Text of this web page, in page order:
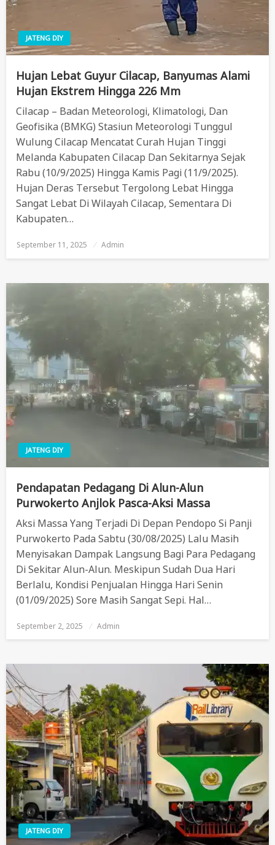
JATENG DIY
Hujan Lebat Guyur Cilacap, Banyumas Alami
Hujan Ekstrem Hingga 226 Mm
Cilacap – Badan Meteorologi, Klimatologi, Dan
Geofisika (BMKG) Stasiun Meteorologi Tunggul
Wulung Cilacap Mencatat Curah Hujan Tinggi
Melanda Kabupaten Cilacap Dan Sekitarnya Sejak
Rabu (10/9/2025) Hingga Kamis Pagi (11/9/2025).
Hujan Deras Tersebut Tergolong Lebat Hingga
Sangat Lebat Di Wilayah Cilacap, Sementara Di
Kabupaten…
Posted
On
September 11, 2025 Admin
JATENG DIY
Pendapatan Pedagang Di Alun-Alun
Purwokerto Anjlok Pasca-Aksi Massa
Aksi Massa Yang Terjadi Di Depan Pendopo Si Panji
Purwokerto Pada Sabtu (30/08/2025) Lalu Masih
Menyisakan Dampak Langsung Bagi Para Pedagang
Di Sekitar Alun-Alun. Meskipun Sudah Dua Hari
Berlalu, Kondisi Penjualan Hingga Hari Senin
(01/09/2025) Sore Masih Sangat Sepi. Hal…
Posted
On
September 2, 2025 Admin
JATENG DIY